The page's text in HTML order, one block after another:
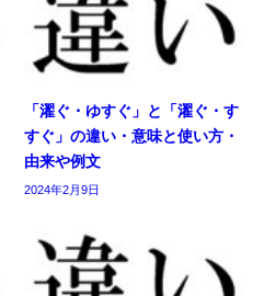
「濯ぐ・ゆすぐ」と「濯ぐ・す
すぐ」の違い・意味と使い方・
由来や例文
2024年2月9日